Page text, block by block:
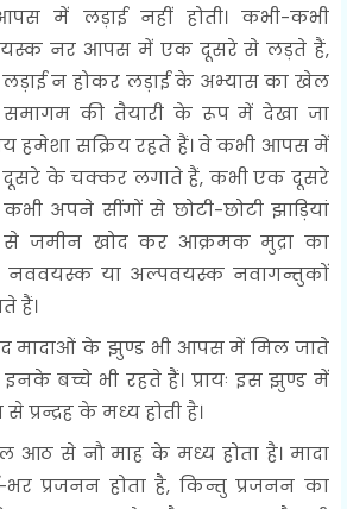
में लड़ाई नहीं होती। कभी-कभी
वयस्क नर आपस में एक दूसरे से लड़ते हैं,
न होकर लड़ाई के अभ्यास का खेल
समागम की तैयारी के रूप में देखा जा
हमेशा सक्रिय रहते हैं। वे कभी आपस में
के चक्कर लगाते हैं, कभी एक दूसरे
अपने सींगों से छोटी-छोटी झाड़ियां
से जमीन खोद कर आक्रमक मुद्रा का
नववयस्क या अल्पवयस्क नवागन्तुकों
हैं।
मादाओं के झुण्ड भी आपस में मिल जाते
बच्चे भी रहते हैं। प्रायः इस झुण्ड में
प्रन्द्रह के मध्य होती है।
आठ से नौ माह के मध्य होता है। मादा
प्रजनन होता है, किन्तु प्रजनन का